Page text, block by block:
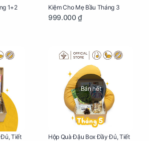
1+2
Kiệm Cho Mẹ Bầu Tháng 3
999.000 ₫
Tiết
Bán hết
Hộp Quà Đậu Box Đầy Đủ, Tiết